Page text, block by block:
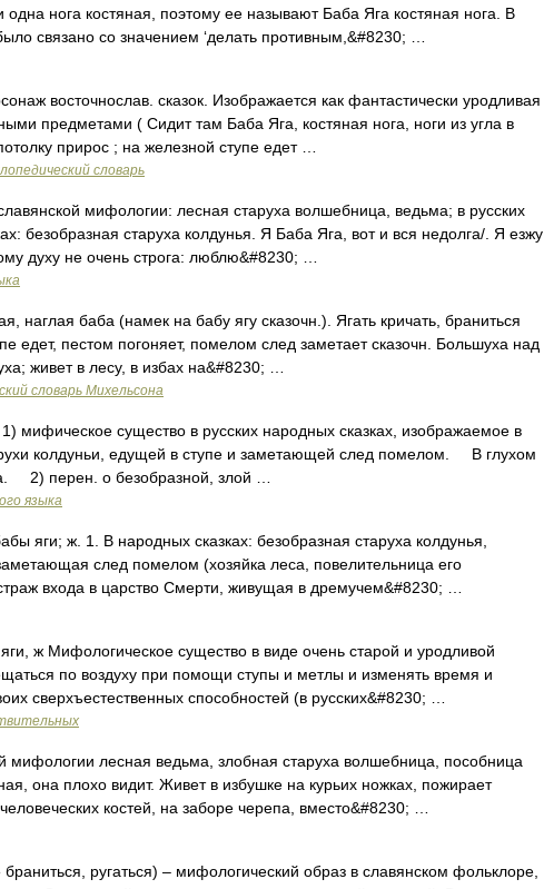
одна нога костяная, поэтому ее называют Баба Яга костяная нога. В
связано со значением ‘делать противным,&#8230; …
восточнослав. сказок. Изображается как фантастически уродливая
предметами ( Сидит там Баба Яга, костяная нога, ноги из угла в
прирос ; на железной ступе едет …
словарь
мифологии: лесная старуха волшебница, ведьма; в русских
безобразная старуха колдунья. Я Баба Яга, вот и вся недолга/. Я езжу
духу не очень строга: люблю&#8230; …
наглая баба (намек на бабу ягу сказочн.). Ягать кричать, браниться
едет, пестом погоняет, помелом след заметает сказочн. Большуха над
живет в лесу, в избах на&#8230; …
словарь Михельсона
существо в русских народных сказках, изображаемое в
колдуньи, едущей в ступе и заметающей след помелом. В глухом
2) перен. о безобразной, злой …
языка
яги; ж. 1. В народных сказках: безобразная старуха колдунья,
след помелом (хозяйка леса, повелительница его
входа в царство Смерти, живущая в дремучем&#8230; …
ж Мифологическое существо в виде очень старой и уродливой
по воздуху при помощи ступы и метлы и изменять время и
сверхъестественных способностей (в русских&#8230; …
мифологии лесная ведьма, злобная старуха волшебница, пособница
она плохо видит. Живет в избушке на курьих ножках, пожирает
костей, на заборе черепа, вместо&#8230; …
ругаться) – мифологический образ в славянском фольклоре,